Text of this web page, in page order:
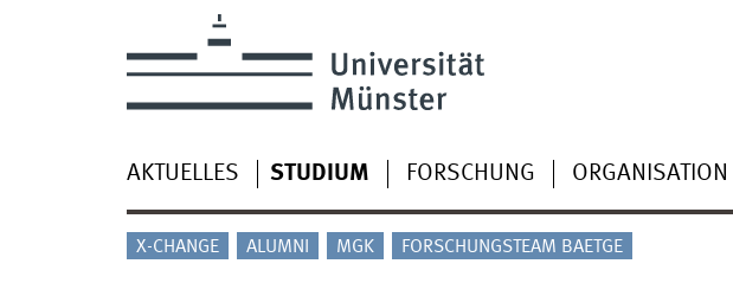
AKTUELLES STUDIUM FORSCHUNG ORGANISATION
X-CHANGE ALUMNI MGK FORSCHUNGSTEAM BAETGE